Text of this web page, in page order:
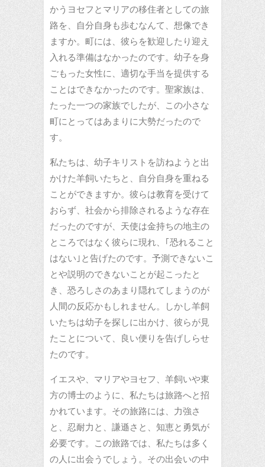
かうヨセフとマリアの移住者としての旅
路を、自分自身も歩むなんて、想像でき
ますか。町には、彼らを歓迎したり迎え
入れる準備はなかったのです。幼子を身
ごもった女性に、適切な手当を提供する
ことはできなかったのです。聖家族は、
たった一つの家族でしたが、この小さな
町にとってはあまりに大勢だったので
す。
私たちは、幼子キリストを訪ねようと出
かけた羊飼いたちと、自分自身を重ねる
ことができますか。彼らは教育を受けて
おらず、社会から排除されるような存在
だったのですが、天使は金持ちの地主の
ところではなく彼らに現れ、｢恐れること
はない｣と告げたのです。予測できないこ
とや説明のできないことが起こったと
き、恐ろしさのあまり隠れてしまうのが
人間の反応かもしれません。しかし羊飼
いたちは幼子を探しに出かけ、彼らが見
たことについて、良い便りを告げしらせ
たのです。
イエスや、マリアやヨセフ、羊飼いや東
方の博士のように、私たちは旅路へと招
かれています。その旅路には、力強さ
と、忍耐力と、謙遜さと、知恵と勇気が
必要です。この旅路では、私たちは多く
の人に出会うでしょう。その出会いの中